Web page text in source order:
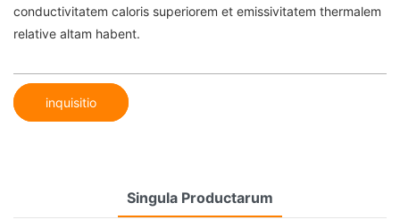
conductivitatem caloris superiorem et emissivitatem thermalem
relative altam habent.
inquisitio
Singula Productarum